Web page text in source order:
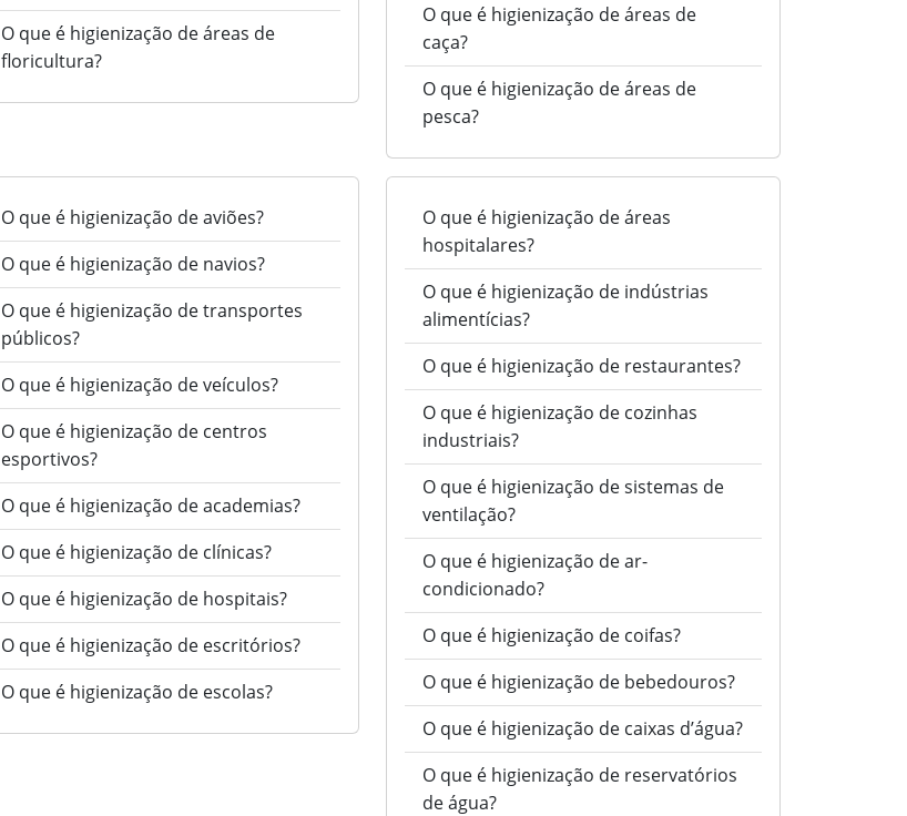
O que é higienização de áreas de
floricultura?
O que é higienização de áreas de
caça?
O que é higienização de áreas de
pesca?
O que é higienização de aviões?
O que é higienização de navios?
O que é higienização de transportes
públicos?
O que é higienização de veículos?
O que é higienização de centros
esportivos?
O que é higienização de academias?
O que é higienização de clínicas?
O que é higienização de hospitais?
O que é higienização de escritórios?
O que é higienização de escolas?
O que é higienização de áreas
hospitalares?
O que é higienização de indústrias
alimentícias?
O que é higienização de restaurantes?
O que é higienização de cozinhas
industriais?
O que é higienização de sistemas de
ventilação?
O que é higienização de ar-
condicionado?
O que é higienização de coifas?
O que é higienização de bebedouros?
O que é higienização de caixas d’água?
O que é higienização de reservatórios
de água?